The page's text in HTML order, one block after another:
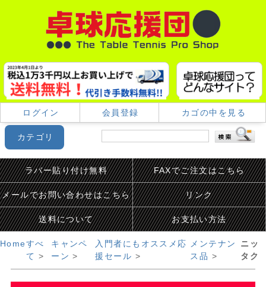
ログイン 会員登録 カゴの中を見る
ラバー貼り付け無料 FAXでご注文はこちら
メールでお問い合わせはこちら リンク
送料について お支払い方法
Homeすべ
て >
キャンペ
ーン >
入門者にもオススメ応
援セール >
メンテナン
ス品 >
ニッ
タク
カテゴリ